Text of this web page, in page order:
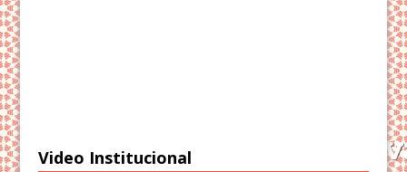
Video Institucional